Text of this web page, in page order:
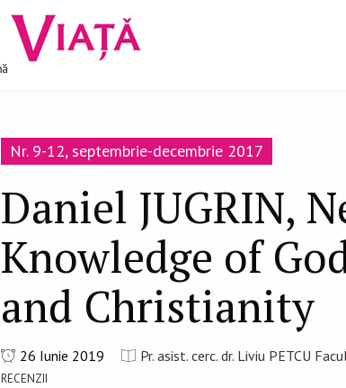
Nr. 9-12, septembrie-decembrie 2017
Daniel JUGRIN,
Knowledge of
and Christianity
26 Iunie 2019 Pr. asist. cerc. dr. Liviu PETCU
RECENZII